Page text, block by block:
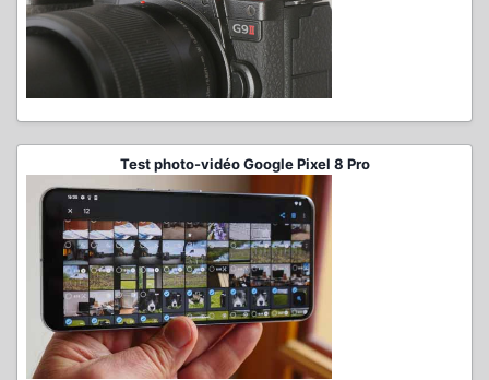
Test photo-vidéo Google Pixel 8 Pro